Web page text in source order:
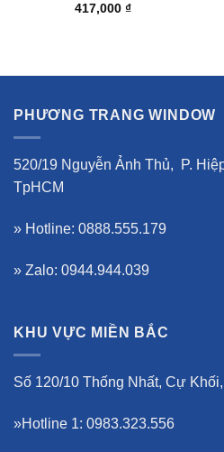
417,000 ₫
PHƯƠNG TRANG WINDOW
520/19 Nguyễn Ảnh Thủ, P.
TpHCM
» Hotline: 0888.555.179
» Zalo: 0944.944.039
KHU VỰC MIỀN BẮC
Số 120/10 Thống Nhất, Cự
»Hotline 1: 0983.323.556